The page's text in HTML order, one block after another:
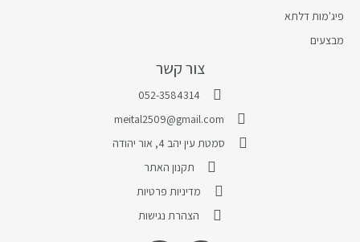
צור קשר
052-3584314
meital2509@gmail.com
סמטת עין יהב 4, אור יהודה
תקנון האתר
מדיניות פרטיות
הצהרת נגישות
פיג'מות דלתא
מבצעים